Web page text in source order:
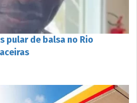
pular de balsa no Rio